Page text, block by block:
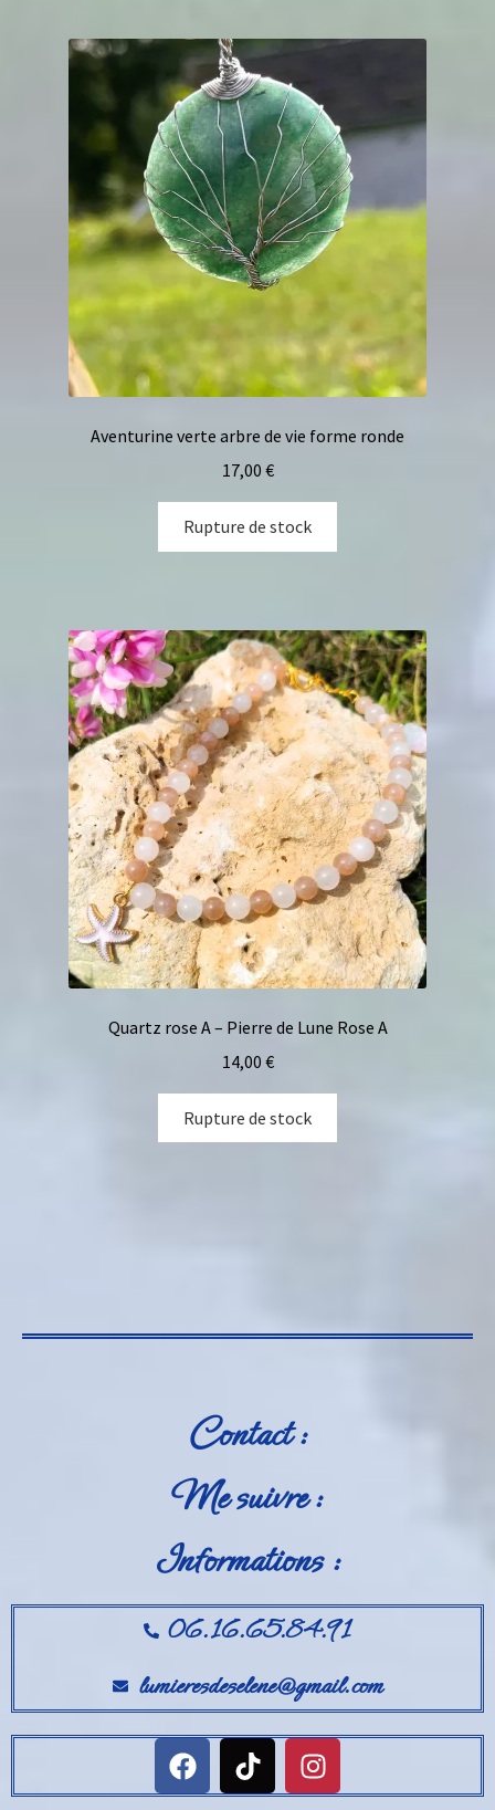
Aventurine verte arbre de vie forme ronde
17,00 €
Rupture de stock
Quartz rose A – Pierre de Lune Rose A
14,00 €
Rupture de stock
Contact :
Me suivre :
Informations :
06.16.65.84.91
lumieresdeselene@gmail.com